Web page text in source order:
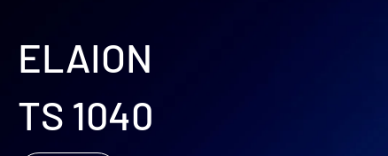
ELAION
TS 1040